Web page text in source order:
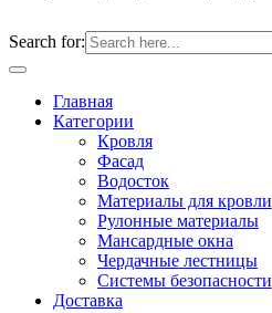
Search for:
Open
ButtonГлавная
Категории
Кровля
Фасад
Водосток
Материалы для кровли
Рулонные материалы
Мансардные окна
Чердачные лестницы
Системы безопасности
Доставка